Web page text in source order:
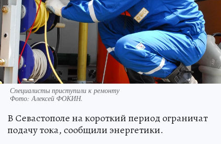
Специалисты приступили к ремонту
Фото:Алексей ФОКИН.
В Севастополе на короткий период ограничат
подачу тока, сообщили энергетики.